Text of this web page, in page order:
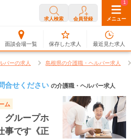
求人検索 会員登録 メニュー
面談会場一覧
0
保存した求人
1
最近見た求人
パーの求人 島根県の介護職・ヘルパー求人
せください の介護職・ヘルパー求人
ム
グループホ
事です《正